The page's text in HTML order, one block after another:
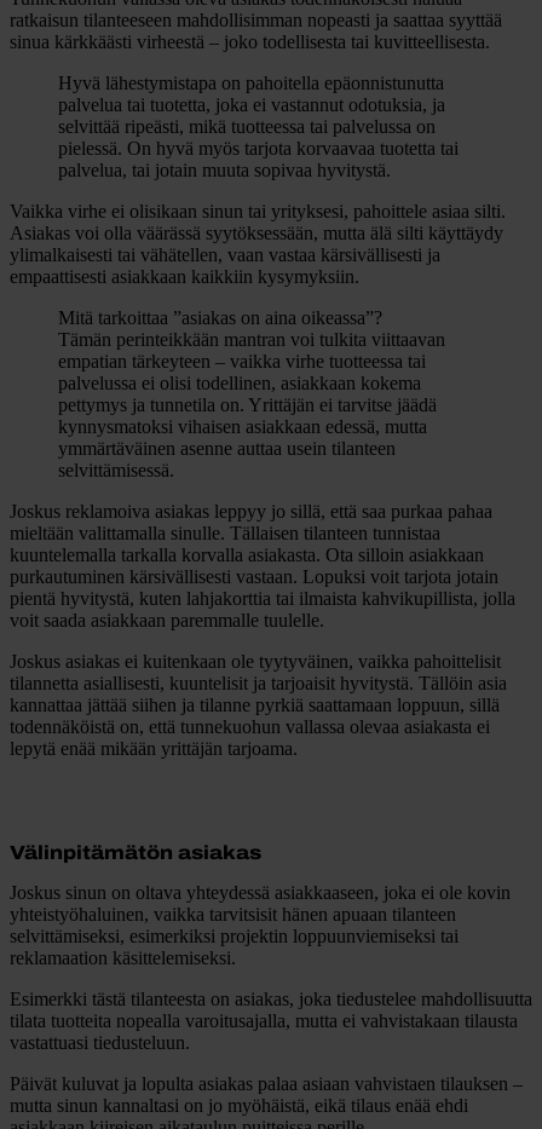
ratkaisun tilanteeseen mahdollisimman nopeasti ja saattaa syyttää
sinua kärkkäästi virheestä – joko todellisesta tai kuvitteellisesta.
Hyvä lähestymistapa on pahoitella epäonnistunutta
palvelua tai tuotetta, joka ei vastannut odotuksia, ja
selvittää ripeästi, mikä tuotteessa tai palvelussa on
pielessä. On hyvä myös tarjota korvaavaa tuotetta tai
palvelua, tai jotain muuta sopivaa hyvitystä.
Vaikka virhe ei olisikaan sinun tai yrityksesi, pahoittele asiaa silti.
Asiakas voi olla väärässä syytöksessään, mutta älä silti käyttäydy
ylimalkaisesti tai vähätellen, vaan vastaa kärsivällisesti ja
empaattisesti asiakkaan kaikkiin kysymyksiin.
Mitä tarkoittaa ”asiakas on aina oikeassa”?
Tämän perinteikkään mantran voi tulkita viittaavan
empatian tärkeyteen – vaikka virhe tuotteessa tai
palvelussa ei olisi todellinen, asiakkaan kokema
pettymys ja tunnetila on. Yrittäjän ei tarvitse jäädä
kynnysmatoksi vihaisen asiakkaan edessä, mutta
ymmärtäväinen asenne auttaa usein tilanteen
selvittämisessä.
Joskus reklamoiva asiakas leppyy jo sillä, että saa purkaa pahaa
mieltään valittamalla sinulle. Tällaisen tilanteen tunnistaa
kuuntelemalla tarkalla korvalla asiakasta. Ota silloin asiakkaan
purkautuminen kärsivällisesti vastaan. Lopuksi voit tarjota jotain
pientä hyvitystä, kuten lahjakorttia tai ilmaista kahvikupillista, jolla
voit saada asiakkaan paremmalle tuulelle.
Joskus asiakas ei kuitenkaan ole tyytyväinen, vaikka pahoittelisit
tilannetta asiallisesti, kuuntelisit ja tarjoaisit hyvitystä. Tällöin asia
kannattaa jättää siihen ja tilanne pyrkiä saattamaan loppuun, sillä
todennäköistä on, että tunnekuohun vallassa olevaa asiakasta ei
lepytä enää mikään yrittäjän tarjoama.
Välinpitämätön asiakas
Joskus sinun on oltava yhteydessä asiakkaaseen, joka ei ole kovin
yhteistyöhaluinen, vaikka tarvitsisit hänen apuaan tilanteen
selvittämiseksi, esimerkiksi projektin loppuunviemiseksi tai
reklamaation käsittelemiseksi.
Esimerkki tästä tilanteesta on asiakas, joka tiedustelee mahdollisuutta
tilata tuotteita nopealla varoitusajalla, mutta ei vahvistakaan tilausta
vastattuasi tiedusteluun.
Päivät kuluvat ja lopulta asiakas palaa asiaan vahvistaen tilauksen –
mutta sinun kannaltasi on jo myöhäistä, eikä tilaus enää ehdi